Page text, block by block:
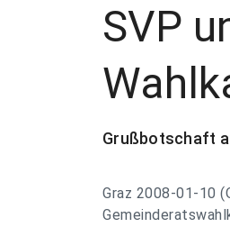
SVP
Grußbotschaft
Graz 2008-01-10